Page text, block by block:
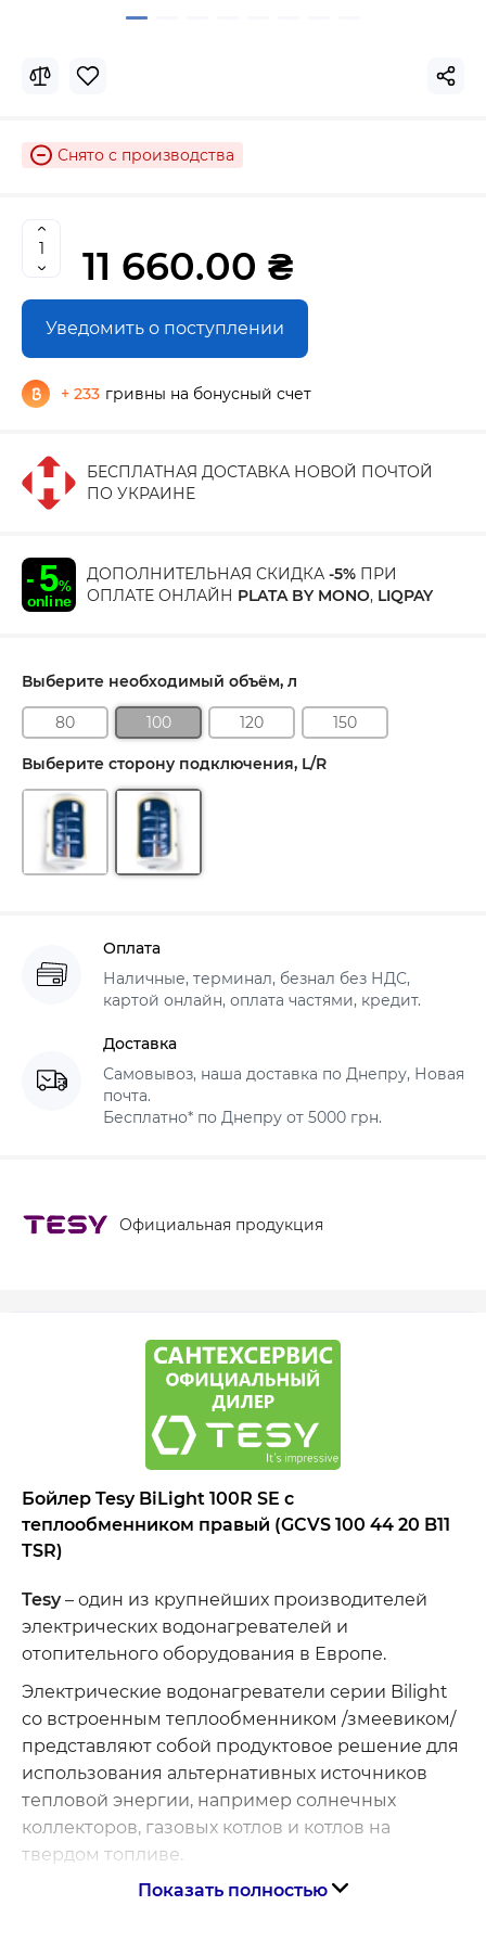
Снято с производства
11 660.00 ₴
Уведомить о поступлении
+ 233 гривны на бонусный счет
БЕСПЛАТНАЯ ДОСТАВКА НОВОЙ ПОЧТОЙ
ПО УКРАИНЕ
ДОПОЛНИТЕЛЬНАЯ СКИДКА -5% ПРИ
ОПЛАТЕ ОНЛАЙН PLATA BY MONO, LIQPAY
Выберите необходимый объём, л
80 100 120 150
Выберите сторону подключения, L/R
Оплата
Наличные, терминал, безнал без НДС,
картой онлайн, оплата частями, кредит.
Доставка
Самовывоз, наша доставка по Днепру, Новая
почта.
Бесплатно* по Днепру от 5000 грн.
Официальная продукция
Бойлер Tesy BiLight 100R SE с
теплообменником правый (GCVS 100 44 20 B11
TSR)
Tesy– один из крупнейших производителей
электрических водонагревателей и
отопительного оборудования в Европе.
Электрические водонагреватели серии Bilight
со встроенным теплообменником /змеевиком/
представляют собой продуктовое решение для
использования альтернативных источников
тепловой энергии, например солнечных
коллекторов, газовых котлов и котлов на
твердом топливе.
Особенности бойлера Теси BiLight с
Показать полностью